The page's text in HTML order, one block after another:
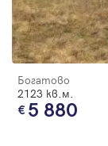
Богатово
2123 кв.м.
5 880